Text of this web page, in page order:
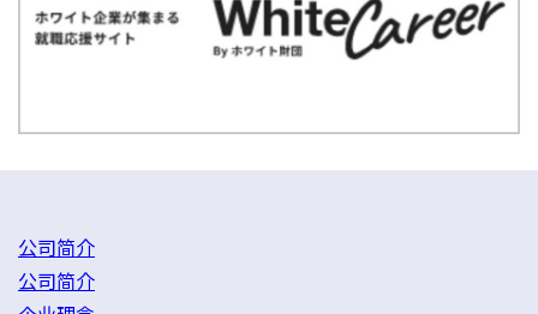
公司简介
公司简介